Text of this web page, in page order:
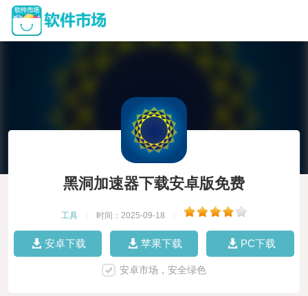
黑洞加速器下载安卓版免费
工具 时间：2025-09-18
安卓下载 苹果下载 PC下载
安卓市场，安全绿色